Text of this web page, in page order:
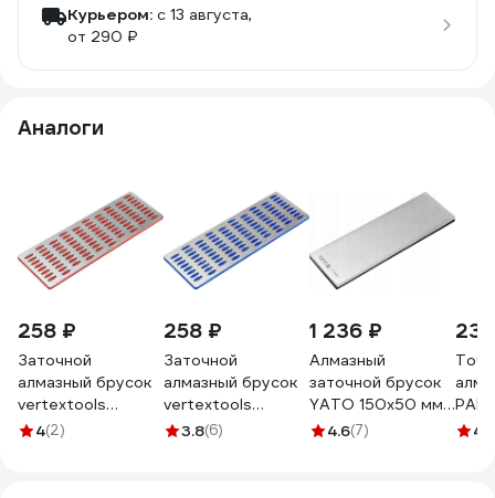
Курьером: c 13 августа,
от 290 ₽
Аналоги
258 ₽
Заточной
алмазный брусок
vertextools
50х150 мм Р300
4(2)
258 ₽
Заточной
алмазный брусок
vertextools
50х150 мм Р200
3.8(6)
1 236 ₽
Алмазный
заточной брусок
YATO 150x50 мм,
G/600 YT-76087
4.6(7) 4.3